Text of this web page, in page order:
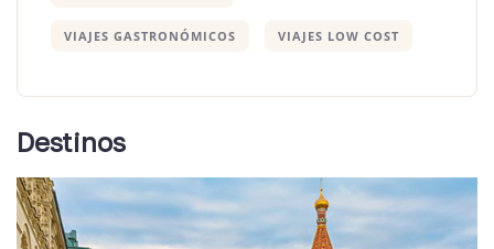
VIAJES GASTRONÓMICOS VIAJES LOW COST
Destinos